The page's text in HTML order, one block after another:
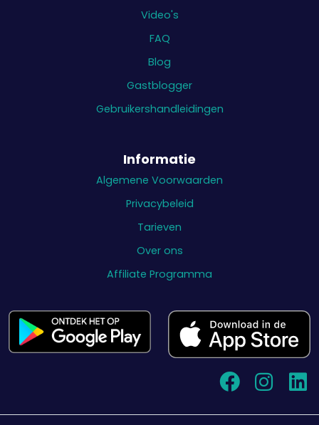
Video's
FAQ
Blog
Gastblogger
Gebruikershandleidingen
Informatie
Algemene Voorwaarden
Privacybeleid
Tarieven
Over ons
Affiliate Programma